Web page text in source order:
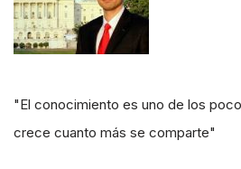
"El conocimiento es uno de los
crece cuanto más se comparte"